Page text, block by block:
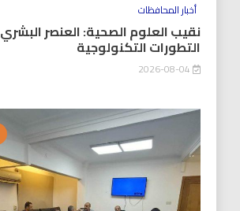
أخبار المحافظات
نقيب العلوم الصحية: العنصر
التطورات التكنولوجية